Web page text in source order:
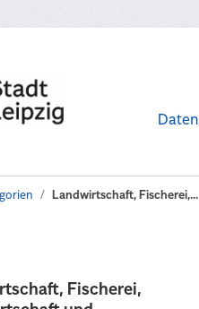
Landwirtschaft, Fischerei,...
Fischerei,